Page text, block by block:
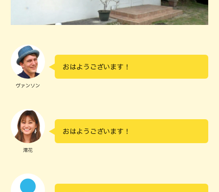
ヴァンソン
おはようございます！
澪花
おはようございます！